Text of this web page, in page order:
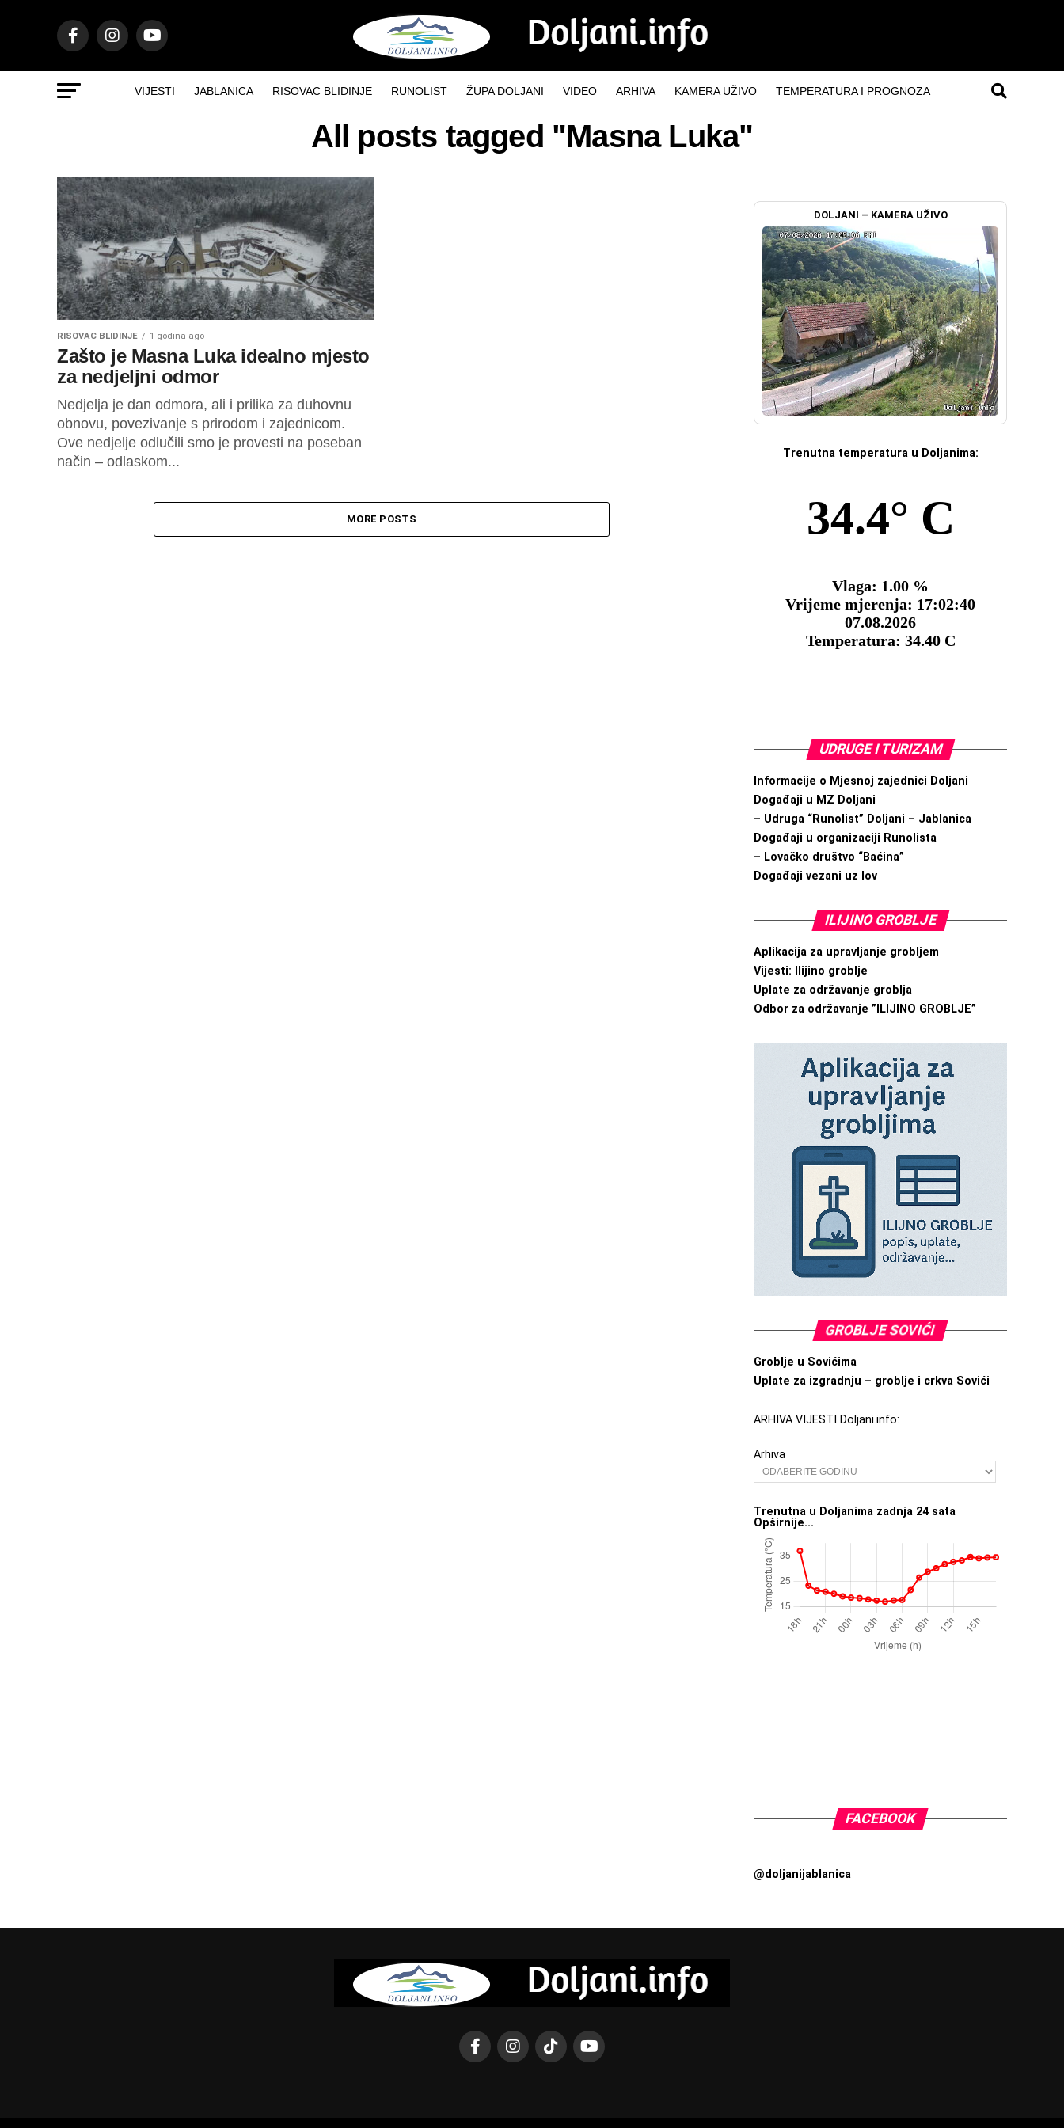
VIJESTI JABLANICA RISOVAC BLIDINJE RUNOLIST ŽUPA DOLJANI VIDEO ARHIVA KAMERA UŽIVO TEMPERATURA I PROGNOZA
All posts tagged "Masna Luka"
RISOVAC BLIDINJE 1 godina ago
Zašto je Masna Luka idealno mjesto
za nedjeljni odmor
Nedjelja je dan odmora, ali i prilika za duhovnu
obnovu, povezivanje s prirodom i zajednicom.
Ove nedjelje odlučili smo je provesti na poseban
način – odlaskom...
MORE POSTS
DOLJANI – KAMERA UŽIVO
Trenutna temperatura u Doljanima:
UDRUGE I TURIZAM
Informacije o Mjesnoj zajednici Doljani
Događaji u MZ Doljani
– Udruga “Runolist” Doljani – Jablanica
Događaji u organizaciji Runolista
– Lovačko društvo “Baćina”
Događaji vezani uz lov
ILIJINO GROBLJE
Aplikacija za upravljanje grobljem
Vijesti: Ilijino groblje
Uplate za održavanje groblja
Odbor za održavanje ”ILIJINO GROBLJE”
GROBLJE SOVIĆI
Groblje u Sovićima
Uplate za izgradnju – groblje i crkva Sovići
ARHIVA VIJESTI Doljani.info:
Arhiva
Trenutna u Doljanima zadnja 24 sata
Opširnije...
FACEBOOK
@doljanijablanica